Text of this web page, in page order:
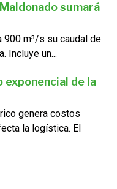
sumará
900 m³/s su caudal de
Incluye un...
de la
genera costos
la logística. El